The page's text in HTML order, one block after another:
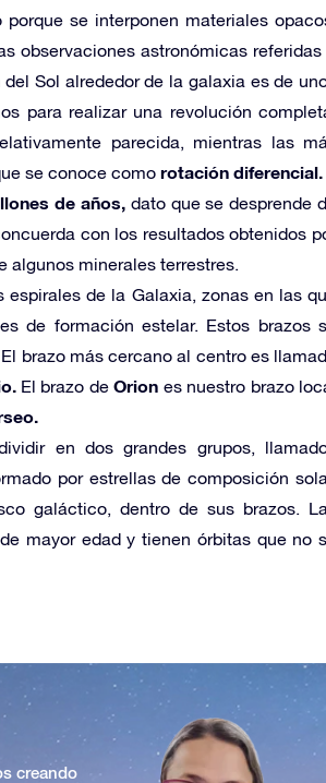
se interponen materiales
observaciones astronómicas referidas
Sol alrededor de la galaxia es de
para realizar una revolución
parecida, mientras las
se conoce como rotación diferencial.
de años,dato que se desprende
con los resultados obtenidos
algunos minerales terrestres.
de la Galaxia, zonas en las
de formación estelar. Estos brazos
brazo más cercano al centro es
El brazo deOrion es nuestro brazo
en dos grandes grupos,
por estrellas de composición
galáctico, dentro de sus brazos.
mayor edad y tienen órbitas que no
creando